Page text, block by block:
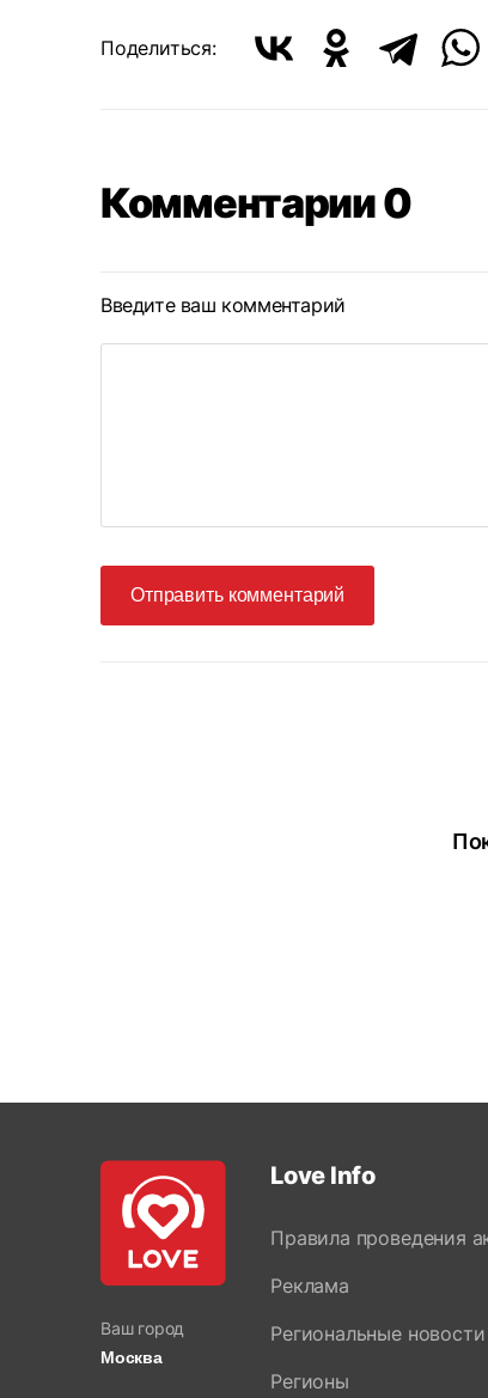
Поделиться:
Комментарии 0
Введите ваш комментарий
Отправить комментарий
Ваш город
Москва
Love Info
Правила проведения
Реклама
Региональные новости
Регионы